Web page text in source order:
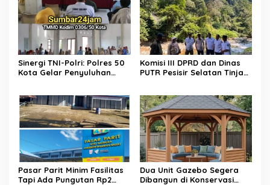
Sinergi TNI-Polri: Polres 50
Kota Gelar Penyuluhan
Komisi III DPRD dan Dinas
PUTR Pesisir Selatan Tinjau
​Pasar Parit Minim Fasilitas
Tapi Ada Pungutan Rp2
Dua Unit Gazebo Segera
Dibangun di Konservasi